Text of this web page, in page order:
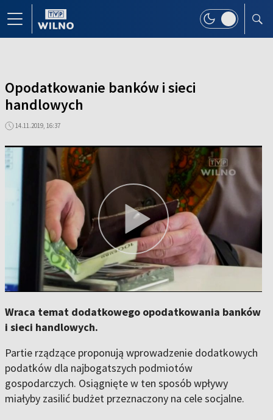
Opodatkowanie banków i sieci
handlowych
14.11.2019, 16:37
Wraca temat dodatkowego opodatkowania banków
i sieci handlowych.
Partie rządzące proponują wprowadzenie dodatkowych
podatków dla najbogatszych podmiotów
gospodarczych. Osiągnięte w ten sposób wpływy
miałyby zasilić budżet przeznaczony na cele socjalne.